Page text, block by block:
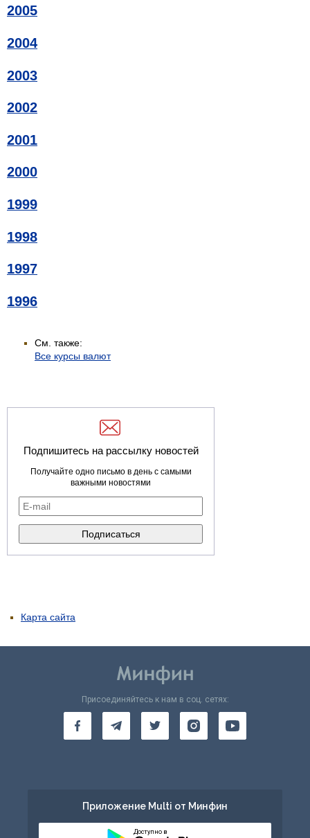
2005
2004
2003
2002
2001
2000
1999
1998
1997
1996
См. также:
Все курсы валют
Подпишитесь на рассылку новостей
Получайте одно письмо в день с самыми
важными новостями
Карта сайта
Присоединяйтесь к нам в соц. сетях:
Приложение Multi от Минфин
Доступно в